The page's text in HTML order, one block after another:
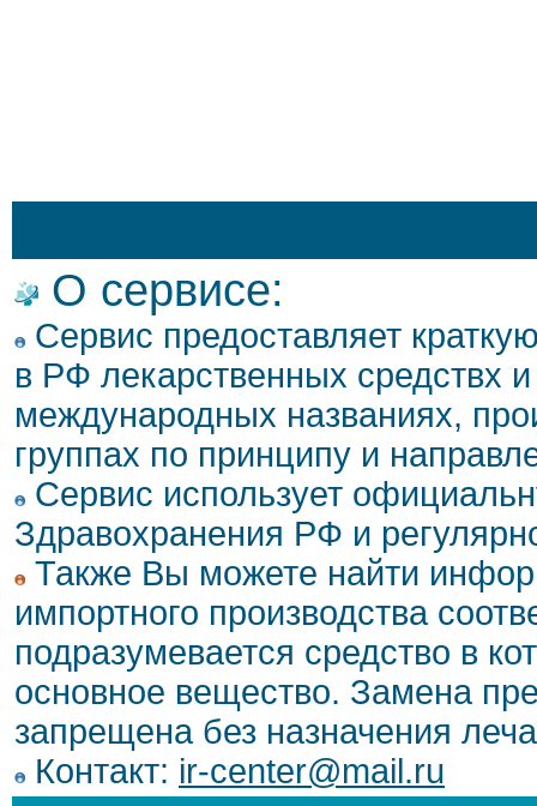
О сервисе:
Сервис предоставляет
в РФ лекарственных средствх
международных названиях,
группах по принципу и
Сервис использует
Здравохранения РФ и
Также Вы можете найти
импортного производства
подразумевается средство в
основное вещество. Замена
запрещена без назначения
Контакт: ir-center@mail.ru